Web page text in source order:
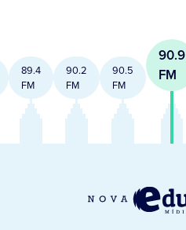
89.4
FM
90.2
FM
90.5
FM
90.9
FM